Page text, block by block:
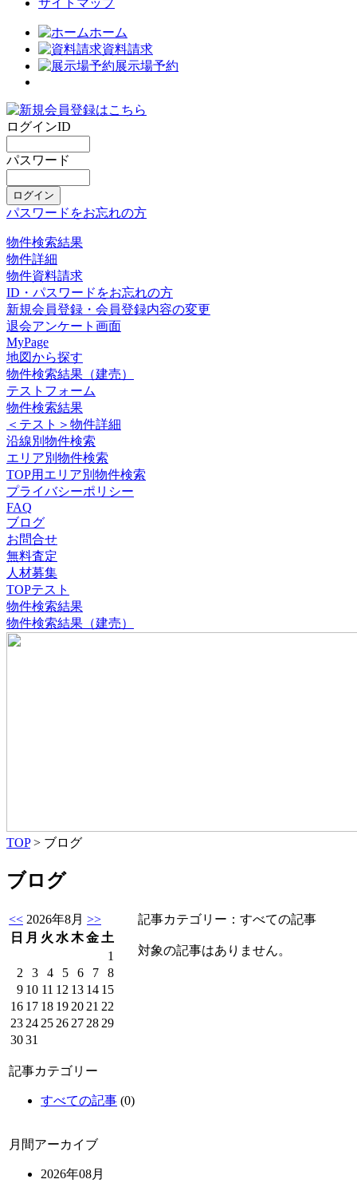
ホーム
資料請求
展示場予約
ログインID
パスワード
パスワードをお忘れの方
物件検索結果
物件詳細
物件資料請求
ID・パスワードをお忘れの方
新規会員登録・会員登録内容の変更
退会アンケート画面
MyPage
地図から探す
物件検索結果（建売）
テストフォーム
物件検索結果
＜テスト＞物件詳細
沿線別物件検索
エリア別物件検索
TOP用エリア別物件検索
プライバシーポリシー
FAQ
ブログ
お問合せ
無料査定
人材募集
TOPテスト
物件検索結果
物件検索結果（建売）
TOP> ブログ
ブログ
<< 2026年8月 >>
日 月 火 水木金 土
1
2
3 4 5 6 7
8
9 10 11 12 13 14 15
16 17 18 19 20 21 22
23 24 25 26 27 28 29
3031
記事カテゴリー
すべての記事 (0)
月間アーカイブ
2026年08月
記事カテゴリー：すべての記事
対象の記事はありません。